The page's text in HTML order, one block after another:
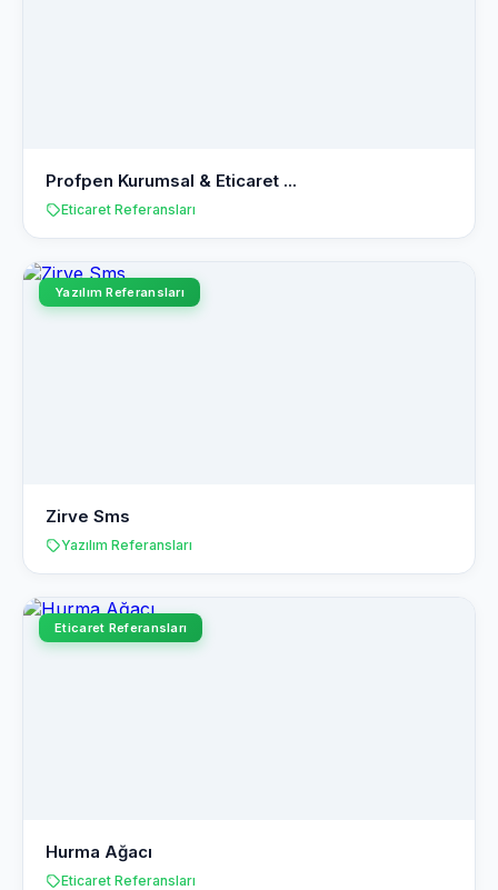
Profpen Kurumsal & Eticaret ...
Eticaret Referansları
Yazılım Referansları
Zirve Sms
Yazılım Referansları
Eticaret Referansları
Hurma Ağacı
Eticaret Referansları